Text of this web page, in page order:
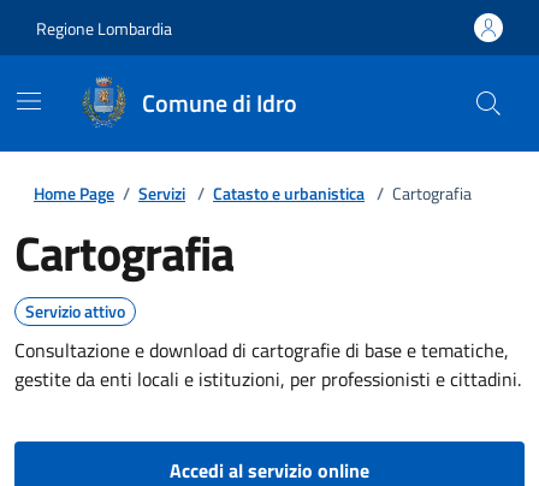
Regione Lombardia
Comune di Idro
Home Page / Servizi / Catasto e urbanistica / Cartografia
Cartografia
Servizio attivo
Consultazione e download di cartografie di base e tematiche,
gestite da enti locali e istituzioni, per professionisti e cittadini.
Accedi al servizio online